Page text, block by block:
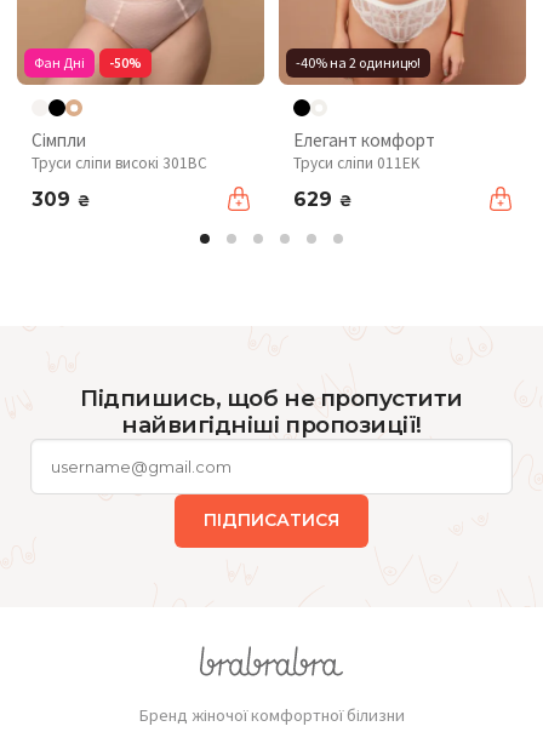
Фан Дні -50%
Сімпли
Труси сліпи високі 301BC
309 ₴
-40% на 2 одиницю!
Елегант комфорт
Труси сліпи 011EK
629 ₴
Підпишись, щоб не пропустити
найвигідніші пропозиції!
ПІДПИСАТИСЯ
Бренд жіночої комфортної білизни